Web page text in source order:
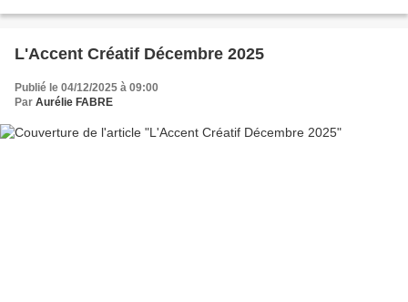
L'Accent Créatif Décembre 2025
Publié le 04/12/2025 à 09:00
Par Aurélie FABRE